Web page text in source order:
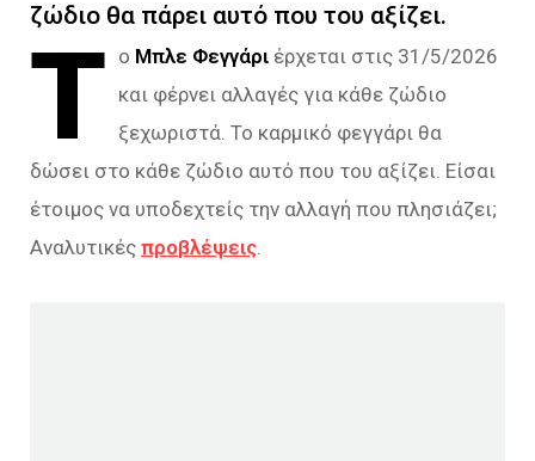
ζώδιο θα πάρει αυτό που του αξίζει.
Τ ο Μπλε Φεγγάρι έρχεται στις 31/5/2026
και φέρνει αλλαγές για κάθε ζώδιο
ξεχωριστά. Το καρμικό φεγγάρι θα
δώσει στο κάθε ζώδιο αυτό που του αξίζει. Είσαι
έτοιμος να υποδεχτείς την αλλαγή που πλησιάζει;
Αναλυτικές προβλέψεις.